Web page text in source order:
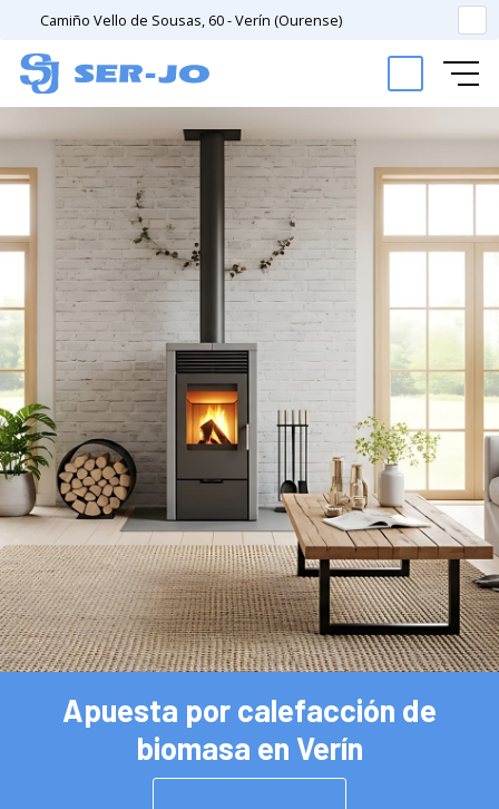
Camiño Vello de Sousas, 60 - Verín (Ourense)
Inicio
Empresa de calefacción en Verín
Calefacción
Instalaciones y sistemas de calefacción
Galería
Trabajos de instalación realizados
Contacto
Solicita presupuesto sin compromiso
¿Necesitas ayuda?
Llámanos: 988 414 695
608 611 468 608 611 468
608 507 901 608 507 901
Apuesta por calefacción de
biomasa en Verín